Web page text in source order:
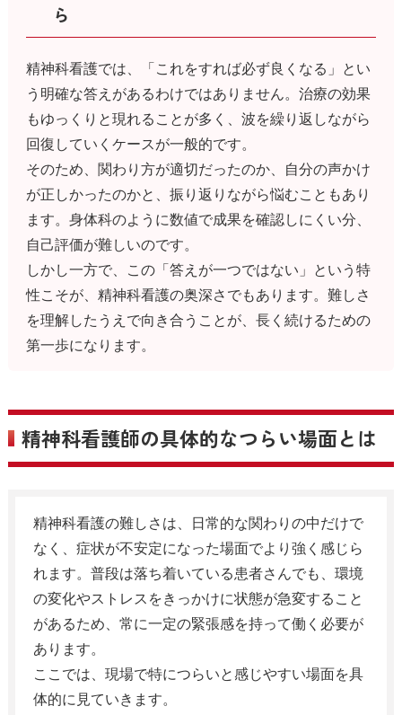
ら
精神科看護では、「これをすれば必ず良くなる」とい
う明確な答えがあるわけではありません。治療の効果
もゆっくりと現れることが多く、波を繰り返しながら
回復していくケースが一般的です。
そのため、関わり方が適切だったのか、自分の声かけ
が正しかったのかと、振り返りながら悩むこともあり
ます。身体科のように数値で成果を確認しにくい分、
自己評価が難しいのです。
しかし一方で、この「答えが一つではない」という特
性こそが、精神科看護の奥深さでもあります。難しさ
を理解したうえで向き合うことが、長く続けるための
第一歩になります。
精神科看護師の具体的なつらい場面とは
精神科看護の難しさは、日常的な関わりの中だけで
なく、症状が不安定になった場面でより強く感じら
れます。普段は落ち着いている患者さんでも、環境
の変化やストレスをきっかけに状態が急変すること
があるため、常に一定の緊張感を持って働く必要が
あります。
ここでは、現場で特につらいと感じやすい場面を具
体的に見ていきます。